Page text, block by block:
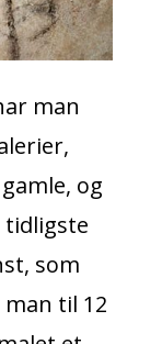
man
og
tidligste
som
til 12